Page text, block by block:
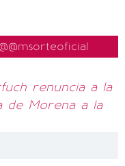
renuncia a la
de Morena a la